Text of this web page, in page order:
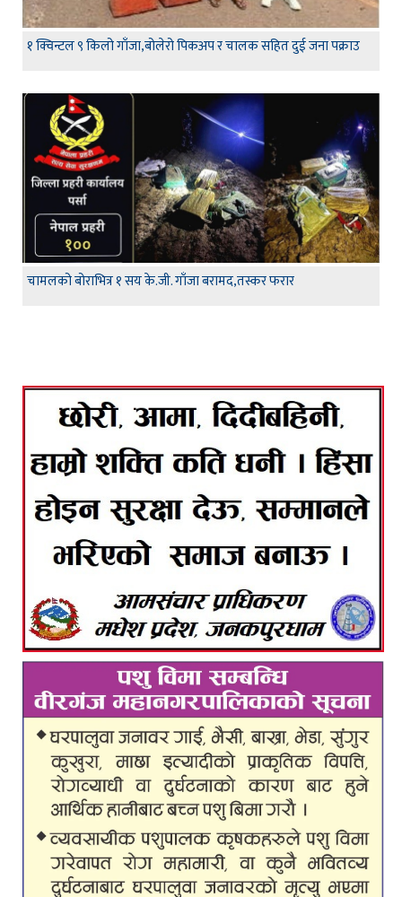
१ क्विन्टल ९ किलो गाँजा,बोलेरो पिकअप र चालक सहित दुई जना पक्राउ
चामलको बोराभित्र १ सय के.जी. गाँजा बरामद,तस्कर फरार